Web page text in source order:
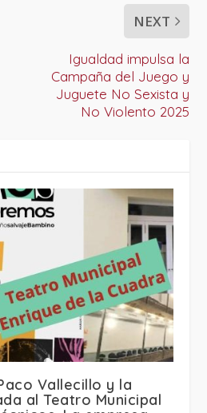
NEXT
Igualdad impulsa la
Campaña del Juego y
Juguete No Sexista y
No Violento 2025
Vallecillo y la
al Teatro Municipal